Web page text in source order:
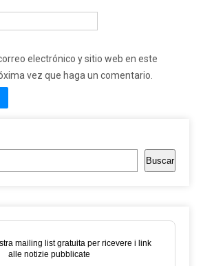
electrónico y sitio web en este
vez que haga un comentario.
Buscar
mailing list gratuita per ricevere i link
alle notizie pubblicate